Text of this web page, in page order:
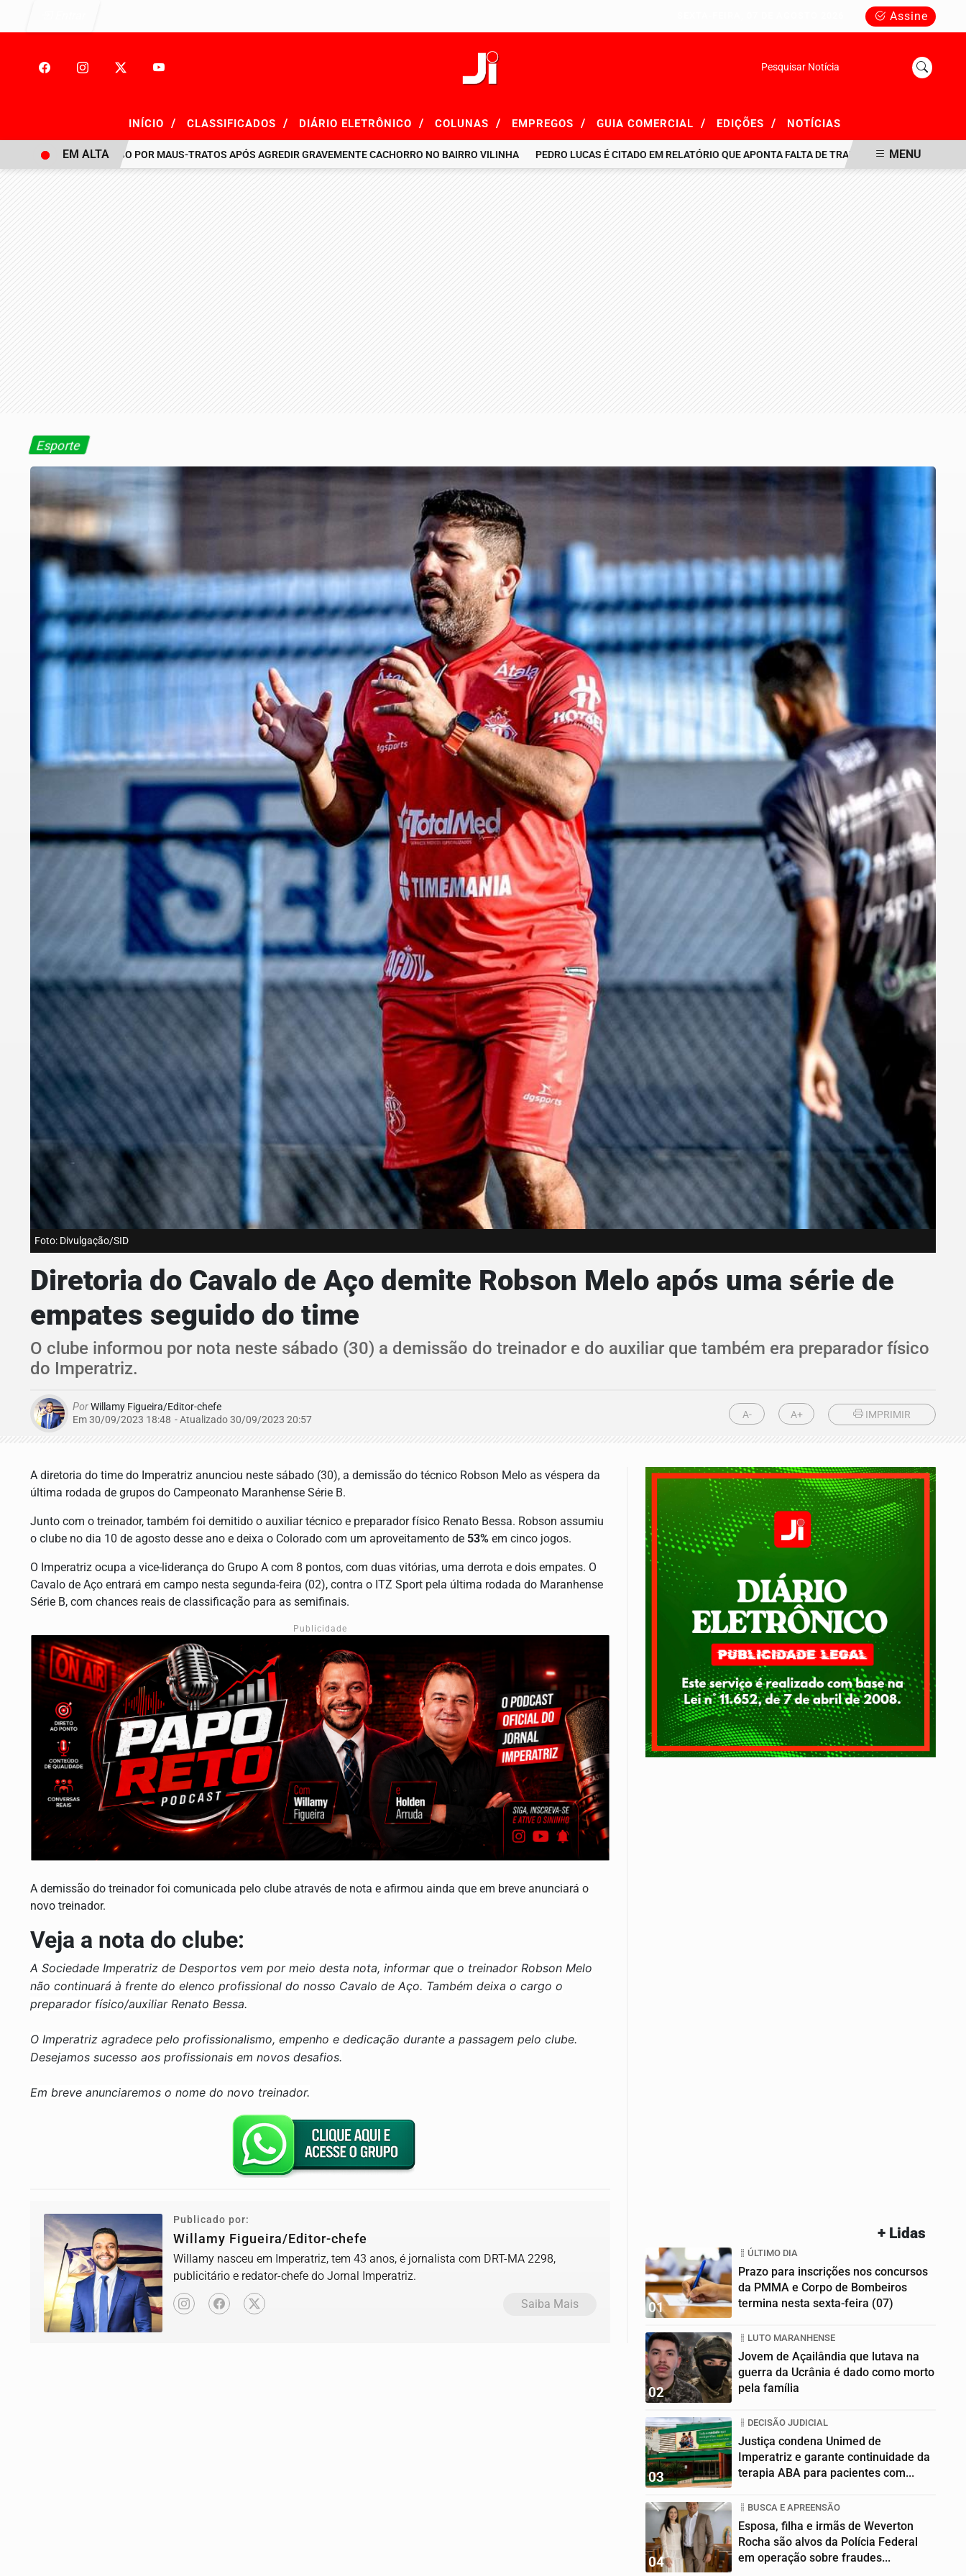
Assine
Pesquisar Notícia
INÍCIO / CLASSIFICADOS / DIÁRIO ELETRÔNICO / COLUNAS / EMPREGOS / GUIA COMERCIAL / EDIÇÕES / NOTÍCIAS
HOMEM É PRESO POR MAUS-TRATOS APÓS AGREDIR GRAVEMENTE CACHORRO NO BAIRRO VILINHA PEDRO LUCAS É CITADO EM RELATÓRIO QUE APONTA FALTA DE TRANSPARÊNCIA EM R$ 716
EM ALTA MENU
Esporte
Foto: Divulgação/SID
Diretoria do Cavalo de Aço demite Robson Melo após uma série de
empates seguido do time
O clube informou por nota neste sábado (30) a demissão do treinador e do auxiliar que também era preparador físico
do Imperatriz.
PorWillamy Figueira/Editor-chefe
Em 30/09/2023 18:48 - Atualizado30/09/2023 20:57 A- A+ IMPRIMIR
A diretoria do time do Imperatriz anunciou neste sábado (30), a demissão do técnico Robson Melo as véspera da
última rodada de grupos do Campeonato Maranhense Série B.
Junto com o treinador, também foi demitido o auxiliar técnico e preparador físico Renato Bessa. Robson assumiu
o clube no dia 10 de agosto desse ano e deixa o Colorado com um aproveitamento de 53% em cinco jogos.
O Imperatriz ocupa a vice-liderança do Grupo A com 8 pontos, com duas vitórias, uma derrota e dois empates. O
Cavalo de Aço entrará em campo nesta segunda-feira (02), contra o ITZ Sport pela última rodada do Maranhense
Série B, com chances reais de classificação para as semifinais.
Publicidade
A demissão do treinador foi comunicada pelo clube através de nota e afirmou ainda que em breve anunciará o
novo treinador.
Veja a nota do clube:
A Sociedade Imperatriz de Desportos vem por meio desta nota, informar que o treinador Robson Melo
não continuará à frente do elenco profissional do nosso Cavalo de Aço. Também deixa o cargo o
preparador físico/auxiliar Renato Bessa.
O Imperatriz agradece pelo profissionalismo, empenho e dedicação durante a passagem pelo clube.
Desejamos sucesso aos profissionais em novos desafios.
Em breve anunciaremos o nome do novo treinador.
Publicado por:
Willamy Figueira/Editor-chefe
Willamy nasceu em Imperatriz, tem 43 anos, é jornalista com DRT-MA 2298,
publicitário e redator-chefe do Jornal Imperatriz.
Saiba Mais
+ Lidas
01
ÚLTIMO DIA
Prazo para inscrições nos concursos
da PMMA e Corpo de Bombeiros
termina nesta sexta-feira (07)
02
LUTO MARANHENSE
Jovem de Açailândia que lutava na
guerra da Ucrânia é dado como morto
pela família
03
DECISÃO JUDICIAL
Justiça condena Unimed de
Imperatriz e garante continuidade da
terapia ABA para pacientes com...
04
BUSCA E APREENSÃO
Esposa, filha e irmãs de Weverton
Rocha são alvos da Polícia Federal
em operação sobre fraudes...